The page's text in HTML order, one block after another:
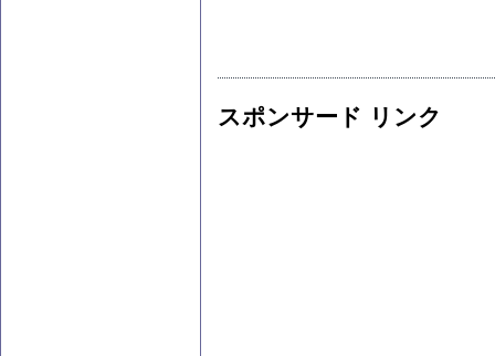
スポンサード リンク